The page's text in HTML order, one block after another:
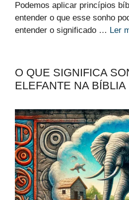
Podemos aplicar princípios
entender o que esse sonho
entender o significado … Ler
O QUE SIGNIFICA
ELEFANTE NA BÍBLIA